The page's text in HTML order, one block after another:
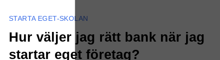
STARTA EGET-SKOLAN
Hur väljer jag rätt bank när jag
startar eget företag?